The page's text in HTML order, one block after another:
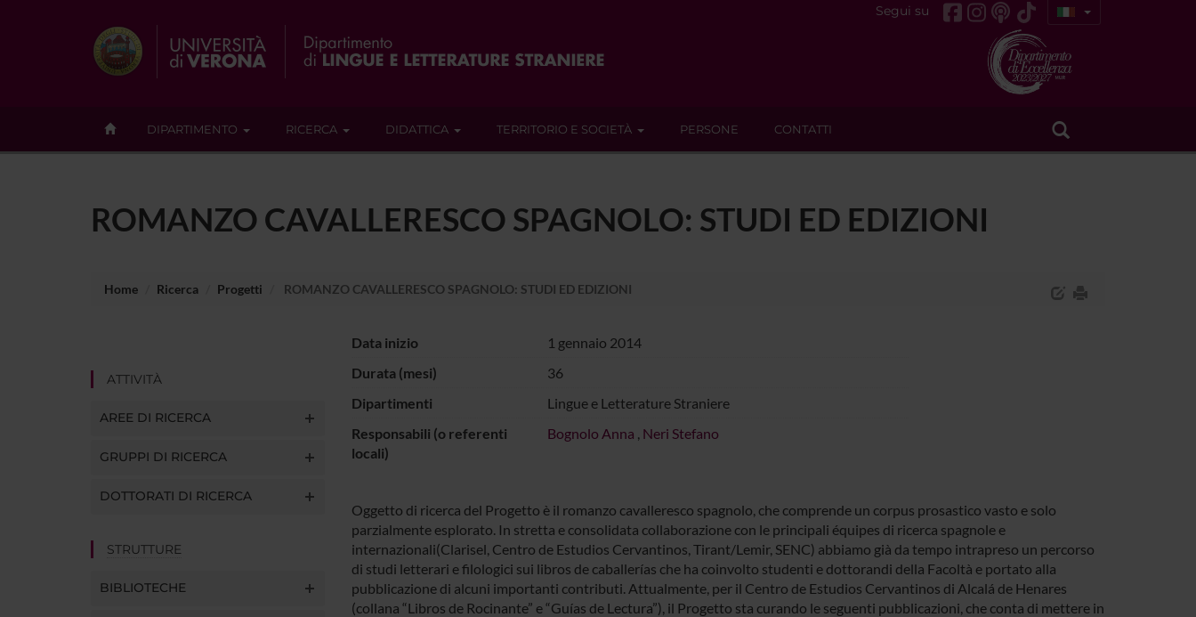
Segui su
DIPARTIMENTO RICERCA DIDATTICA TERRITORIO E SOCIETÀ PERSONE CONTATTI
ROMANZO CAVALLERESCO SPAGNOLO: STUDI ED EDIZIONI
Home Ricerca Progetti ROMANZO CAVALLERESCO SPAGNOLO: STUDI ED EDIZIONI
ATTIVITÀ
AREE DI RICERCA
GRUPPI DI RICERCA
DOTTORATI DI RICERCA
STRUTTURE
BIBLIOTECHE
Data inizio
1 gennaio 2014
Durata (mesi)
36
Dipartimenti
Lingue e Letterature Straniere
Responsabili (o referenti
locali)
Bognolo Anna , Neri Stefano
Oggetto di ricerca del Progetto è il romanzo cavalleresco spagnolo, che comprende un corpus prosastico vasto e solo
parzialmente esplorato. In stretta e consolidata collaborazione con le principali équipes di ricerca spagnole e
internazionali(Clarisel, Centro de Estudios Cervantinos, Tirant/Lemir, SENC) abbiamo già da tempo intrapreso un percorso
di studi letterari e filologici sui libros de caballerías che ha coinvolto studenti e dottorandi della Facoltà e portato alla
pubblicazione di alcuni importanti contributi. Attualmente, per il Centro de Estudios Cervantinos di Alcalá de Henares
(collana “Libros de Rocinante” e “Guías de Lectura”), il Progetto sta curando le seguenti pubblicazioni, che conta di mettere in